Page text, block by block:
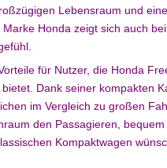
Lebensraum und
Honda zeigt sich auch
für Nutzer, die Honda
Dank seiner kompakten
im Vergleich zu großen
den Passagieren,
Kompaktwagen